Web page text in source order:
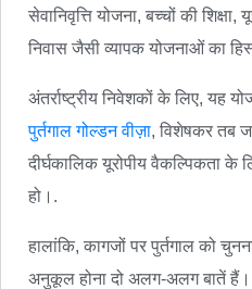
सेवानिवृत्ति योजना, बच्चों की शिक्षा,
निवास जैसी व्यापक योजनाओं का
अंतर्राष्ट्रीय निवेशकों के लिए, यह
पुर्तगाल गोल्डन वीज़ा, विशेषकर तब
दीर्घकालिक यूरोपीय वैकल्पिकता के
हो।.
हालांकि, कागजों पर पुर्तगाल को
अनुकूल होना दो अलग-अलग बातें